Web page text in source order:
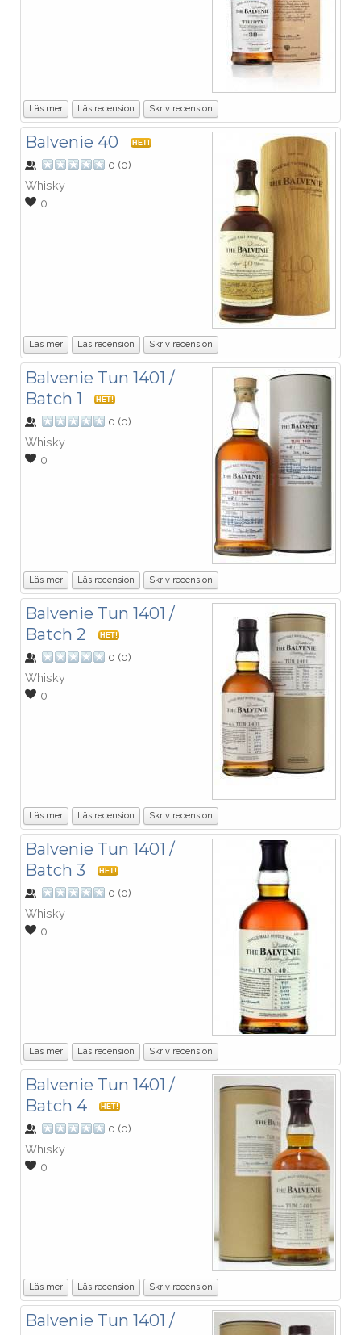
Läs mer Läs recension Skriv recension
Balvenie 40 HET!
0 (0)
Whisky
0
Läs mer Läs recension Skriv recension
Balvenie Tun 1401 /
Batch 1
HET!
0 (0)
Whisky
0
Läs mer Läs recension Skriv recension
Balvenie Tun 1401 /
Batch 2
HET!
0 (0)
Whisky
0
Läs mer Läs recension Skriv recension
Balvenie Tun 1401 /
Batch 3
HET!
0 (0)
Whisky
0
Läs mer Läs recension Skriv recension
Balvenie Tun 1401 /
Batch 4
HET!
0 (0)
Whisky
0
Läs mer Läs recension Skriv recension
Balvenie Tun 1401 /